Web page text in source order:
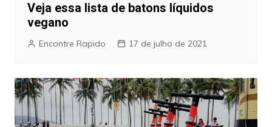
Veja essa lista de batons líquidos
vegano
Encontre Rapido 17 de julho de 2021